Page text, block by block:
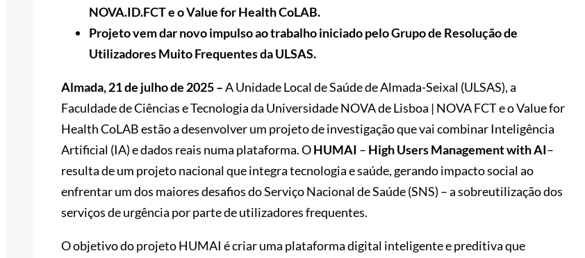
NOVA.ID.FCT e o Value for Health CoLAB.
Projeto vem dar novo impulso ao trabalho iniciado pelo Grupo de Resolução de
Utilizadores Muito Frequentes da ULSAS.
Almada, 21 de julho de 2025 –A Unidade Local de Saúde de Almada-Seixal (ULSAS), a
Faculdade de Ciências e Tecnologia da Universidade NOVA de Lisboa | NOVA FCT e o Value for
Health CoLAB estão a desenvolver um projeto de investigação que vai combinar Inteligência
Artificial (IA) e dados reais numa plataforma. OHUMAI – High Users Management with AI–
resulta de um projeto nacional que integra tecnologia e saúde, gerando impacto social ao
enfrentar um dos maiores desafios do Serviço Nacional de Saúde (SNS) – a sobreutilização dos
serviços de urgência por parte de utilizadores frequentes.
O objetivo do projeto HUMAI é criar uma plataforma digital inteligente e preditiva que